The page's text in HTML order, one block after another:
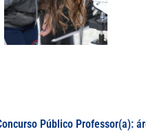
Público Professor(a):